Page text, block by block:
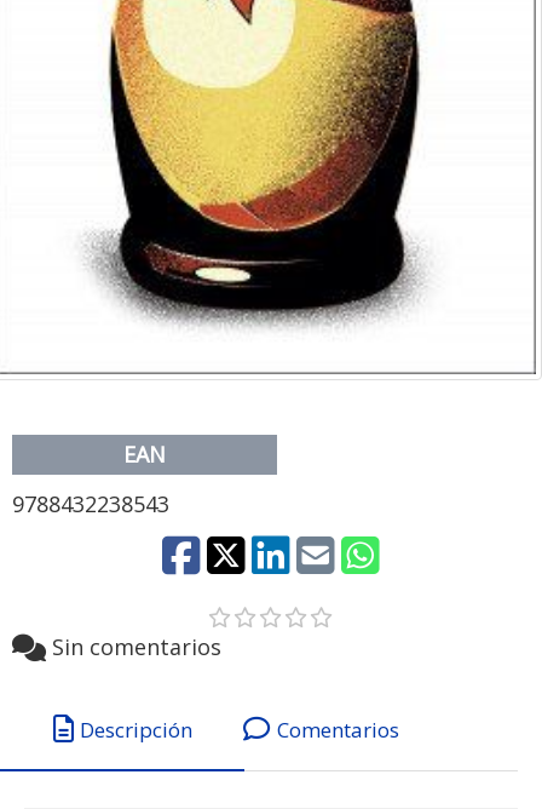
EAN
9788432238543
Sin comentarios
Descripción Comentarios